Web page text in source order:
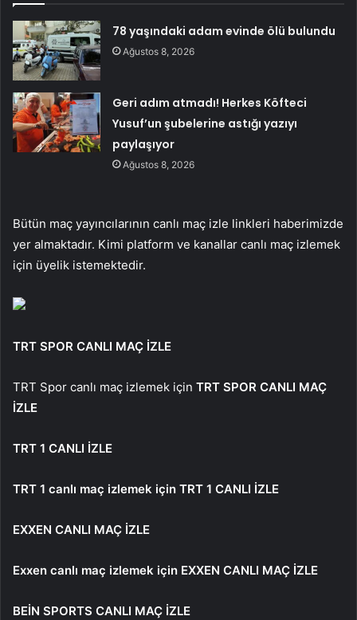
78 yaşındaki adam evinde ölü bulundu
Ağustos 8, 2026
Geri adım atmadı! Herkes Köfteci
Yusuf’un şubelerine astığı yazıyı
paylaşıyor
Ağustos 8, 2026
Bütün maç yayıncılarının canlı maç izle linkleri haberimizde
yer almaktadır. Kimi platform ve kanallar canlı maç izlemek
için üyelik istemektedir.
TRT SPOR CANLI MAÇ İZLE
TRT Spor canlı maç izlemek için TRT SPOR CANLI MAÇ
İZLE
TRT 1 CANLI İZLE
TRT 1 canlı maç izlemek için TRT 1 CANLI İZLE
EXXEN CANLI MAÇ İZLE
Exxen canlı maç izlemek için EXXEN CANLI MAÇ İZLE
BEİN SPORTS CANLI MAÇ İZLE